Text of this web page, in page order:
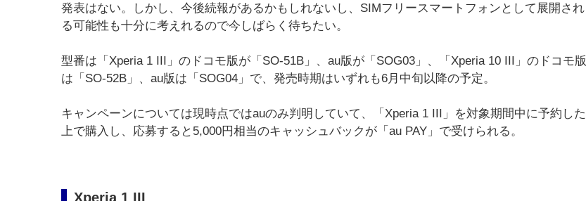
発表はない。しかし、今後続報があるかもしれないし、SIMフリースマートフォンとして展開され
る可能性も十分に考えれるので今しばらく待ちたい。
型番は「Xperia 1 III」のドコモ版が「SO-51B」、au版が「SOG03」、「Xperia 10 III」のドコモ版
は「SO-52B」、au版は「SOG04」で、発売時期はいずれも6月中旬以降の予定。
キャンペーンについては現時点ではauのみ判明していて、「Xperia 1 III」を対象期間中に予約した
上で購入し、応募すると5,000円相当のキャッシュバックが「au PAY」で受けられる。
Xperia 1 III